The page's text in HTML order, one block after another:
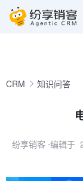
CRM 知识问答
纷享销客 ⋅编辑于